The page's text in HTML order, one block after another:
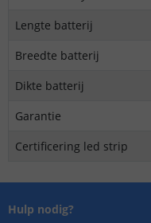
Lengte batterij
Breedte batterij
Dikte batterij
Garantie
Certificering led strip
Hulp nodig?